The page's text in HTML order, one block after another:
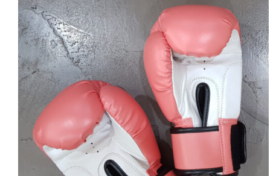
SELECT OPTIONS / DETAILS